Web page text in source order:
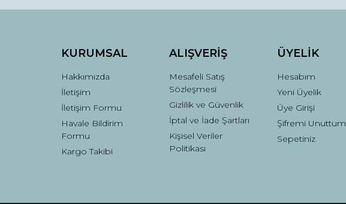
Bu ürüne benzer farklı alternatifler olmalı.
KURUMSAL
Hakkımızda
İletişim
İletişim Formu
Havale Bildirim
Formu
Kargo Takibi
ALIŞVERİŞ
Mesafeli Satış
Sözleşmesi
Gizlilik ve Güvenlik
İptal ve İade Şartları
Kişisel Veriler
Politikası
ÜYELİK
Hesabım
Yeni Üyelik
Üye Girişi
Şifremi Unuttum
Sepetiniz